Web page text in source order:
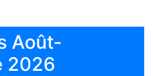
Août-
2026